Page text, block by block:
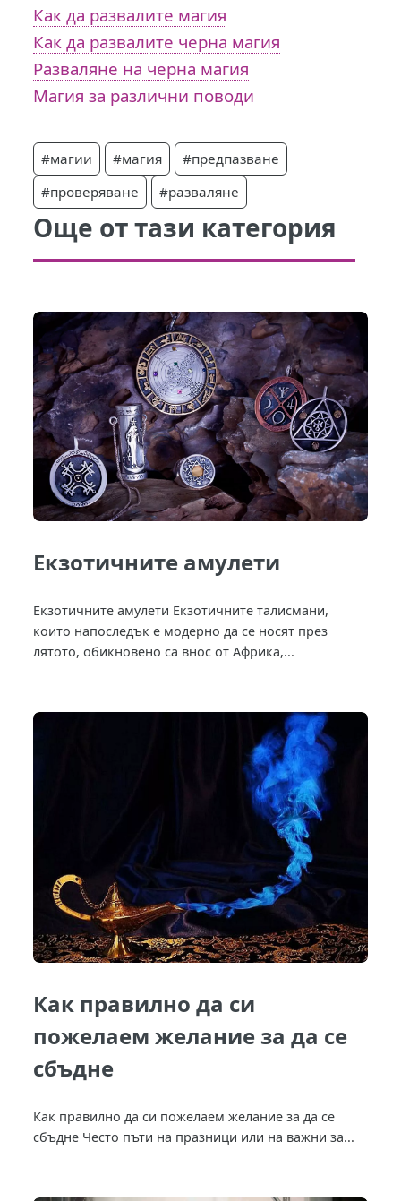
Как да развалите магия
Как да развалите черна магия
Разваляне на черна магия
Магия за различни поводи
#магии #магия
#предпазване
#проверяване
#разваляне
Още от тази категория
Екзотичните амулети
Екзотичните амулети Екзотичните талисмани,
които напоследък е модерно да се носят през
лятото, обикновено са внос от Африка,...
Как правилно да си
пожелаем желание за да се
сбъдне
Как правилно да си пожелаем желание за да се
сбъдне Често пъти на празници или на важни за...